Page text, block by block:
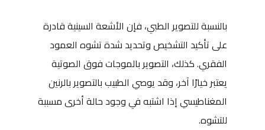
بالنسبة للتصوير الطبي، فإن الأشعة السينية قادرة
على تأكيد التشخيص وتحديد شدة تشوه العمود
الفقري. كذلك، التصوير بالموجات فوق الصوتية
يعتبر خيارًا آخر، وقد يوصي الطبيب بالتصوير بالرنين
المغناطيسي إذا اشتبه في وجود حالة أخرى مسببة
للتشوه.